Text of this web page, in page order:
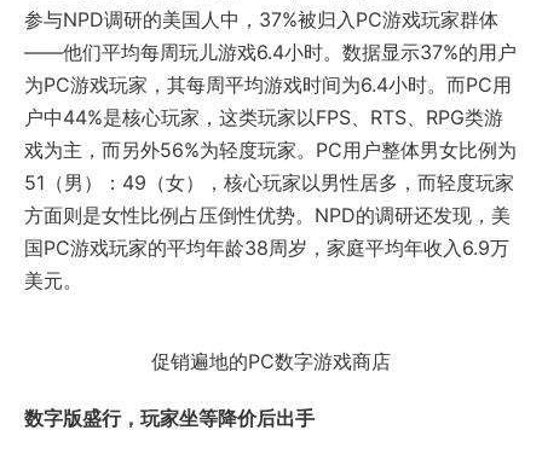
参与NPD调研的美国人中，37%被归入PC游戏玩家群体
——他们平均每周玩儿游戏6.4小时。数据显示37%的用户
为PC游戏玩家，其每周平均游戏时间为6.4小时。而PC用
户中44%是核心玩家，这类玩家以FPS、RTS、RPG类游
戏为主，而另外56%为轻度玩家。PC用户整体男女比例为
51（男）：49（女），核心玩家以男性居多，而轻度玩家
方面则是女性比例占压倒性优势。NPD的调研还发现，美
国PC游戏玩家的平均年龄38周岁，家庭平均年收入6.9万
美元。
促销遍地的PC数字游戏商店
数字版盛行，玩家坐等降价后出手